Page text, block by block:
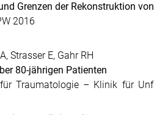
Grenzen der Rekonstruktion
2016
Strasser E, Gahr RH
80-jährigen Patienten
Traumatologie – Klinik für